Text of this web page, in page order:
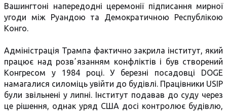
Вашингтоні напередодні церемонії підписання мирної
угоди між Руандою та Демократичною Республікою
Конго.
Адміністрація Трампа фактично закрила інститут, який
працює над розвʼязанням конфліктів і був створений
Конгресом у 1984 році. У березні посадовці DOGE
намагалися силоміць увійти до будівлі. Працівники USIP
були звільнені у липні. Інститут подавав до суду через
це рішення, однак уряд США досі контролює будівлю,